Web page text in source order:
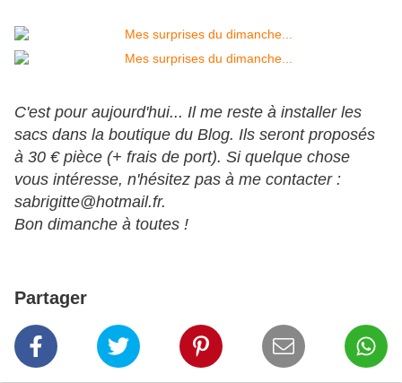
C'est pour aujourd'hui... Il me reste à installer les
sacs dans la boutique du Blog. Ils seront proposés
à 30 € pièce (+ frais de port). Si quelque chose
vous intéresse, n'hésitez pas à me contacter :
sabrigitte@hotmail.fr.
Bon dimanche à toutes !
Partager